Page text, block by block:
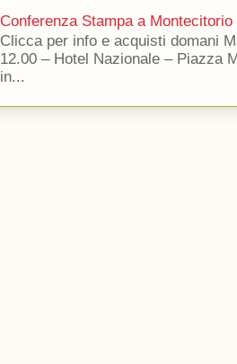
Conferenza Stampa a Montecitorio
Clicca per info e acquisti domani
12.00 – Hotel Nazionale – Piazza
in...